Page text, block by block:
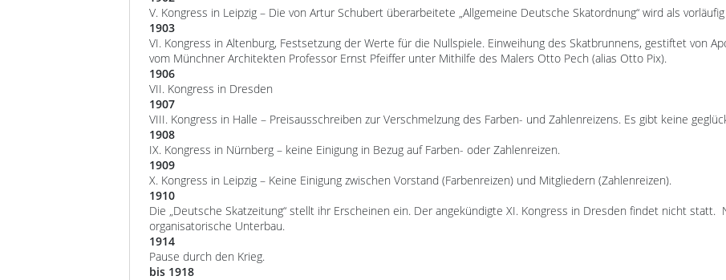
V. Kongress in Leipzig – Die von Artur Schubert überarbeitete „Allgemeine Deutsche Skatordnung“ wird als
1903
VI. Kongress in Altenburg, Festsetzung der Werte für die Nullspiele. Einweihung des Skatbrunnens, gestiftet von
vom Münchner Architekten Professor Ernst Pfeiffer unter Mithilfe des Malers Otto Pech (alias Otto Pix).
1906
VII. Kongress in Dresden
1907
VIII. Kongress in Halle – Preisausschreiben zur Verschmelzung des Farben- und Zahlenreizens. Es gibt keine
1908
IX. Kongress in Nürnberg – keine Einigung in Bezug auf Farben- oder Zahlenreizen.
1909
X. Kongress in Leipzig – Keine Einigung zwischen Vorstand (Farbenreizen) und Mitgliedern (Zahlenreizen).
1910
Die „Deutsche Skatzeitung“ stellt ihr Erscheinen ein. Der angekündigte XI. Kongress in Dresden findet nicht
organisatorische Unterbau.
1914
Pause durch den Krieg.
bis 1918